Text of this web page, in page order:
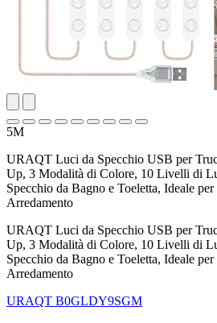
5M
URAQT Luci da Specchio USB per
Up, 3 Modalità di Colore, 10 Livelli di
Specchio da Bagno e Toeletta, Ideale
Arredamento
URAQT Luci da Specchio USB per
Up, 3 Modalità di Colore, 10 Livelli di
Specchio da Bagno e Toeletta, Ideale
Arredamento
URAQT B0GLDY9SGM